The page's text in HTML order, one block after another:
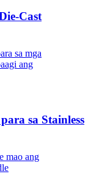
Cast
sa Stainless